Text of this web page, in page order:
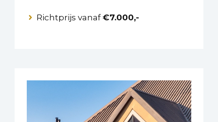
Richtprijs vanaf€7.000,-